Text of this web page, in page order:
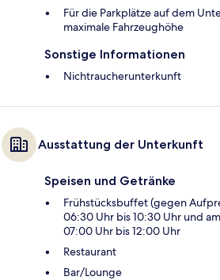
Für die Parkplätze auf dem
maximale Fahrzeughöhe
Sonstige Informationen
Nichtraucherunterkunft
Ausstattung der Unterkunft
Speisen und Getränke
Frühstücksbuffet (gegen
06:30 Uhr bis 10:30 Uhr und
07:00 Uhr bis 12:00 Uhr
Restaurant
Bar/Lounge